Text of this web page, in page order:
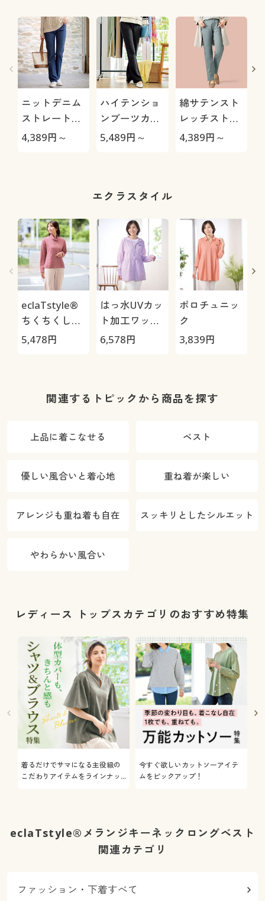
ニットデニム
ストレートパ
ンツ(スマート
ス・洗濯機
OK・1年中は
ける)
4,389円～
ハイテンショ
ンブーツカッ
トパンツ(美脚
地使用・シワ
い・UVカッ
5,489円～
綿サテンスト
レッチストレ
ートパンツ(ヨ
4,389円～
エクラスタイル
eclaTstyle®
ちくちくしな
い尾州ウール
5,478円
はっ水UVカッ
ト加工ワッシ
ャーパーカー
6,578円
ポロチュニッ
ク
3,839円
関連するトピックから商品を探す
上品に着こなせる ベスト
優しい風合いと着心地 重ね着が楽しい
アレンジも重ね着も自在 スッキリとしたシルエット
やわらかい風合い
レディース トップスカテゴリのおすすめ特集
着るだけでサマになる主役級の
こだわりアイテムをラインナッ
今すぐ欲しいカットソーアイテ
ムをピックアップ！
eclaTstyle®メランジキーネックロングベスト
関連カテゴリ
ファッション・下着すべて